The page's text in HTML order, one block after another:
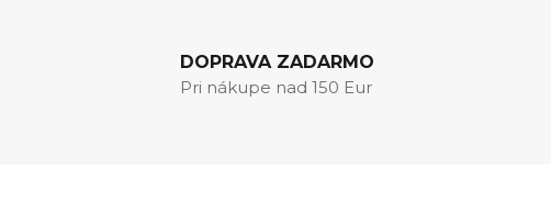
DOPRAVA ZADARMO
Pri nákupe nad 150 Eur